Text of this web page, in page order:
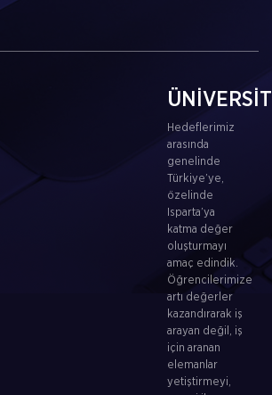
Hedeflerimiz
arasında
genelinde
Türkiye’ye,
özelinde
Isparta’ya
katma değer
oluşturmayı
amaç edindik.
Öğrencilerimize
artı değerler
kazandırarak iş
arayan değil, iş
için aranan
elemanlar
yetiştirmeyi,